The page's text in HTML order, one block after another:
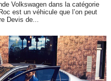
Volkswagen dans la catégorie
est un véhicule que l’on peut
Devis de...